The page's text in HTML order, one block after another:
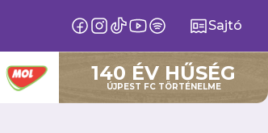
Sajtó
140 ÉV HŰSÉG
ÚJPEST FC TÖRTÉNELME